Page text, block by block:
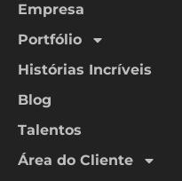
Empresa
Portfólio
Histórias Incríveis
Blog
Talentos
Área do Cliente